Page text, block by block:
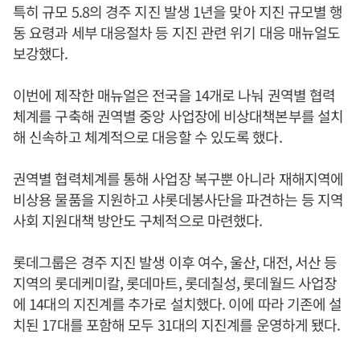
특히 규모 5.8의 경주 지진 발생 1년을 맞아 지진 규모별 행
동 요령과 세부 대응절차 등 지진 관련 위기 대응 매뉴얼도
보강했다.
이번에 제작한 매뉴얼은 전국을 14개로 나눠 권역별 협력
체계를 구축해 권역별 중앙 사업장에 비상대책본부를 설치
해 신속하고 체계적으로 대응할 수 있도록 했다.
권역별 협력체계를 통해 사업장 복구뿐 아니라 재해지역에
비상용 물품을 지원하고 샤롯데봉사단을 파견하는 등 지역
사회 지원대책 방안도 구체적으로 마련했다.
롯데그룹은 경주 지진 발생 이후 여수, 울산, 대전, 서산 등
지역의 롯데케미칼, 롯데마트, 롯데칠성, 롯데월드 사업장
에 14대의 지진계를 추가로 설치했다. 이에 따라 기존에 설
치된 17대를 포함해 모두 31대의 지진계를 운영하게 됐다.